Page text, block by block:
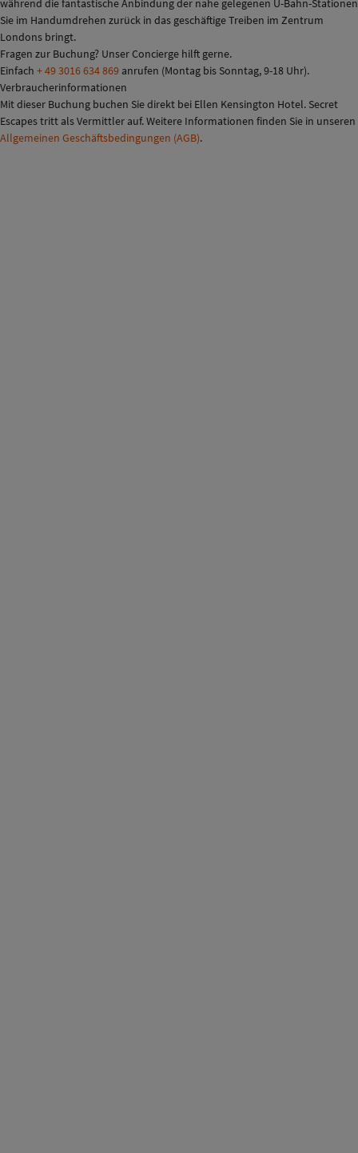
Sie im Handumdrehen zurück in das geschäftige Treiben im Zentrum
Londons bringt.
Fragen zur Buchung? Unser Concierge hilft gerne.
Einfach + 49 3016 634 869 anrufen (Montag bis Sonntag, 9-18 Uhr).
Verbraucherinformationen
Mit dieser Buchung buchen Sie direkt bei Ellen Kensington Hotel. Secret
Escapes tritt als Vermittler auf. Weitere Informationen finden Sie in unseren
Allgemeinen Geschäftsbedingungen (AGB).